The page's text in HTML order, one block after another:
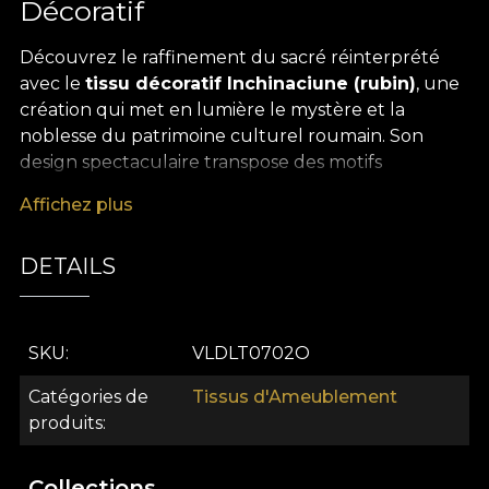
Décoratif
Découvrez le raffinement du sacré réinterprété
avec le tissu décoratif Inchinaciune (rubin), une
création qui met en lumière le mystère et la
noblesse du patrimoine culturel roumain. Son
design spectaculaire transpose des motifs
composition contemporaine, pleine d’intensité et
se déploient des ornements inspirés des fresques
d’anciennes églises, de détails architecturaux
un esprit artistique actuel. Chaque détail invite à la
contemplation et crée une atmosphère
authentique, chargée de sens.
Cetissu premiumoffre une remarquable
Affichez plus
DETAILS
SKU VLDLT0702O
Catégories de
produits
Tissus d'Ameublement